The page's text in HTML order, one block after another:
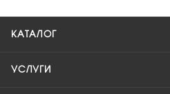
КАТАЛОГ
УСЛУГИ